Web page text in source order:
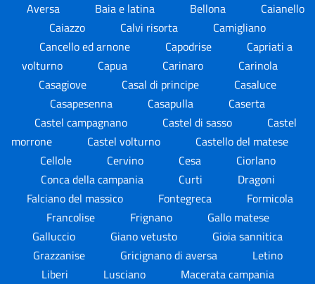
Aversa
Baia e latina Bellona
Caianello
Caiazzo
Calvi risorta
Camigliano
Cancello ed arnone
Capodrise
Capriati a
volturno
Capua Carinaro
Carinola
Casagiove
Casal di principe
Casaluce
Casapesenna
Casapulla
Caserta
Castel campagnano
Castel di sasso
Castel
morrone
Castel volturno
Castello del matese
Cellole
Cervino Cesa
Ciorlano
Conca della campania
Curti
Dragoni
Falciano del massico
Fontegreca
Formicola
Francolise
Frignano
Gallo matese
Galluccio
Giano vetusto
Gioia sannitica
Grazzanise
Gricignano di aversa
Letino
Liberi
Lusciano
Macerata campania